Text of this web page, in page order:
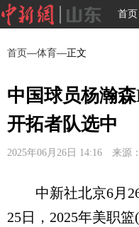
首页
首页—体育—正文
中国球员杨瀚
开拓者队选中
2025年06月26日 14:16 来源
中新社北京6月26
25日，2025年美职